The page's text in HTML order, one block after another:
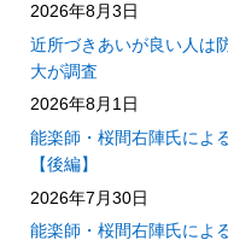
2026年8月3日
近所づきあいが良い人
大が調査
2026年8月1日
能楽師・桜間右陣氏によ
【後編】
2026年7月30日
能楽師・桜間右陣氏によ